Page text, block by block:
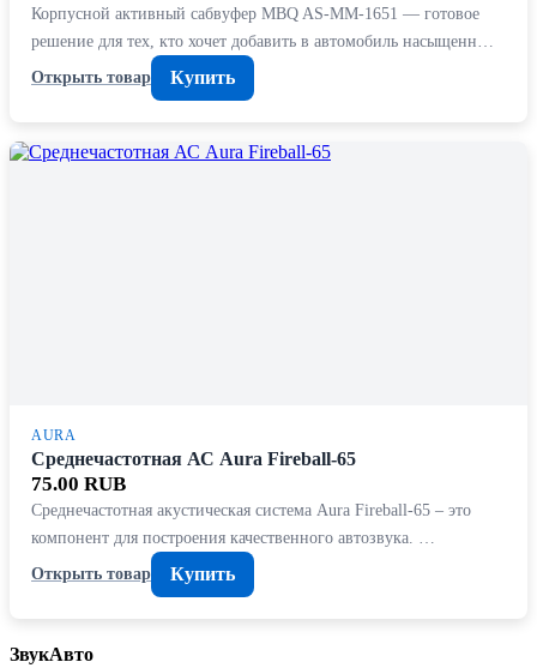
Корпусной активный сабвуфер MBQ AS-MM-1651 — готовое
решение для тех, кто хочет добавить в автомобиль насыщенн…
Открыть товар
Купить
AURA
Среднечастотная АС Aura Fireball-65
75.00 RUB
Среднечастотная акустическая система Aura Fireball-65 – это
компонент для построения качественного автозвука. …
Открыть товар
Купить
ЗвукАвто